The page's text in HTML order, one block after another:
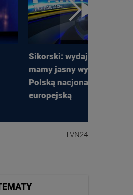
Sikorski: wydaje mi się, że
mamy jasny wybór między
Polską nacjonalistyczną, a
europejską
TVN24